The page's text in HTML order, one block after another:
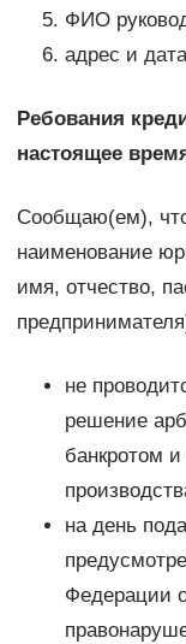
ФИО
адрес и
Ребования
настоящее
Сообщаю(ем),
наименование
имя, отчество,
не
решение
банкротом и
на день
Федерации